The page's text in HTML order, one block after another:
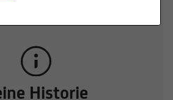
Historie